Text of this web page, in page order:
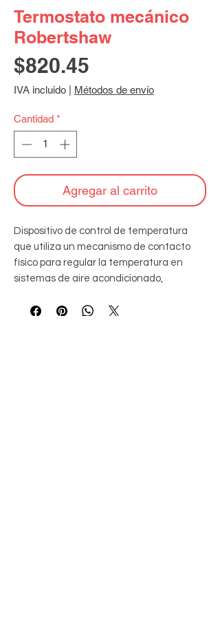
Termostato mecánico
Robertshaw
$820.45
IVA incluido Métodos de envío
Cantidad *
Agregar al carrito
Dispositivo de control de temperatura
que utiliza un mecanismo de contacto
físico para regular la temperatura en
sistemas de aire acondicionado,
simple y eficiente. Staging 1 Calor / 1 Frío.